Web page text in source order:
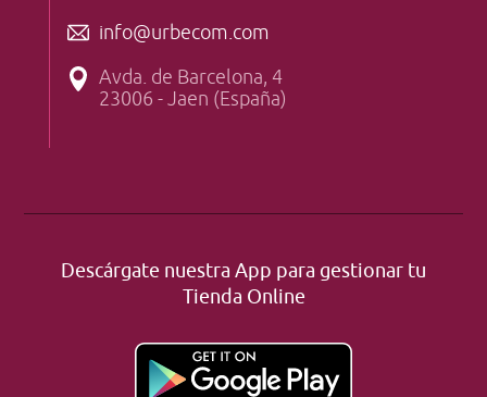
info@urbecom.com
Avda. de Barcelona, 4
23006 - Jaen (España)
Descárgate nuestra App para gestionar tu
Tienda Online